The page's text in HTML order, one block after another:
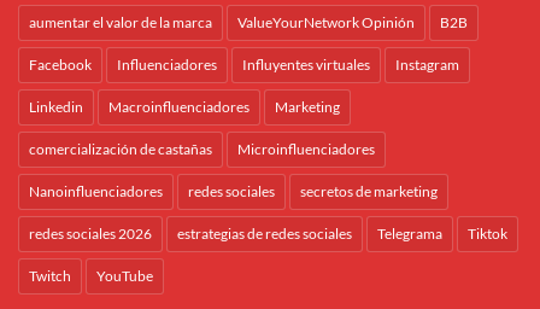
aumentar el valor de la marca ValueYourNetwork Opinión B2B
Facebook Influenciadores Influyentes virtuales Instagram
Linkedin Macroinfluenciadores Marketing
comercialización de castañas Microinfluenciadores
Nanoinfluenciadores redes sociales secretos de marketing
redes sociales 2026 estrategias de redes sociales Telegrama Tiktok
Twitch YouTube